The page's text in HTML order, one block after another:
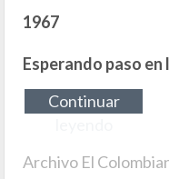
1967
Esperando paso
Continuar
Archivo El